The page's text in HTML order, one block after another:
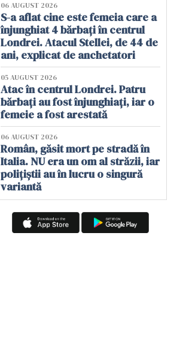
06 AUGUST 2026
S-a aflat cine este femeia care a
înjunghiat 4 bărbați în centrul
Londrei. Atacul Stellei, de 44 de
ani, explicat de anchetatori
05 AUGUST 2026
Atac în centrul Londrei. Patru
bărbați au fost înjunghiați, iar o
femeie a fost arestată
06 AUGUST 2026
Român, găsit mort pe stradă în
Italia. NU era un om al străzii, iar
polițiștii au în lucru o singură
variantă